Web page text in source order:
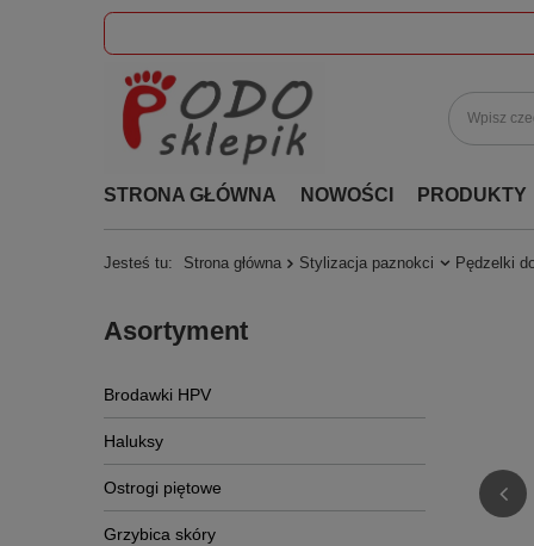
STRONA GŁÓWNA NOWOŚCI PRODUKTY
Jesteś tu: Strona główna Stylizacja paznokci Pędzelki
Asortyment
Brodawki HPV
Haluksy
Ostrogi piętowe
Grzybica skóry